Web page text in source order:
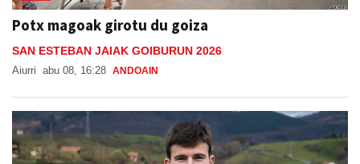
Potx magoak girotu du goiza
SAN ESTEBAN JAIAK GOIBURUN 2026
Aiurri abu 08, 16:28 ANDOAIN